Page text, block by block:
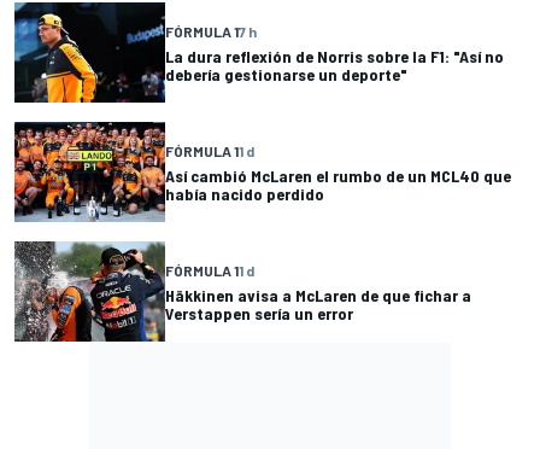
FÓRMULA 17 h
La dura reflexión de Norris sobre la F1: "Así no
debería gestionarse un deporte"
FÓRMULA 11 d
Así cambió McLaren el rumbo de un MCL40 que
había nacido perdido
FÓRMULA 11 d
Häkkinen avisa a McLaren de que fichar a
Verstappen sería un error